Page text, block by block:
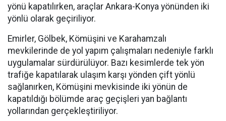
yönü kapatılırken, araçlar Ankara-Konya yönünden iki
yönlü olarak geçiriliyor.
Emirler, Gölbek, Kömüşini ve Karahamzalı
mevkilerinde de yol yapım çalışmaları nedeniyle farklı
uygulamalar sürdürülüyor. Bazı kesimlerde tek yön
trafiğe kapatılarak ulaşım karşı yönden çift yönlü
sağlanırken, Kömüşini mevkisinde iki yönün de
kapatıldığı bölümde araç geçişleri yan bağlantı
yollarından gerçekleştiriliyor.